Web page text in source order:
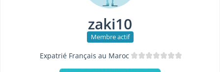
zaki10
Membre actif
Expatrié Français au Maroc